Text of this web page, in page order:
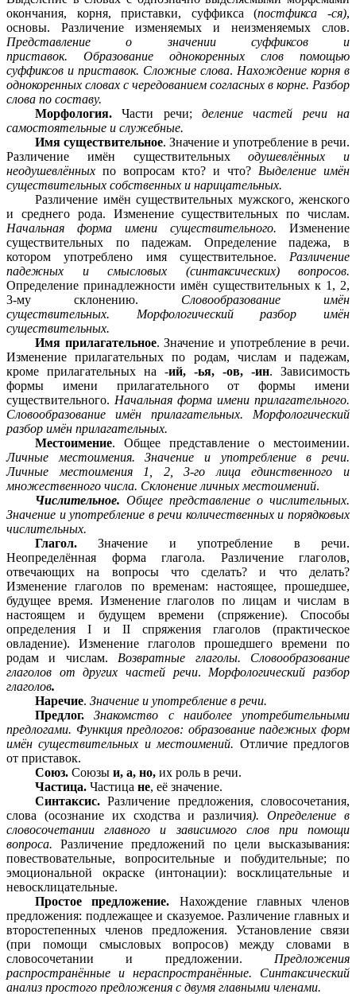
окончания, корня, приставки, суффикса (постфикса -ся),
основы. Различение изменяемых и неизменяемых слов.
Представление о значении суффиксов и
приставок.
Образование однокоренных слов помощью
суффиксов и приставок. Сложные слова. Нахождение корня в
однокоренных словах с чередованием согласных в корне. Разбор
слова по составу.
Морфология. Части речи; деление частей речи на
самостоятельные и служебные.
Имя существительное. Значение и употребление в речи.
Различение имён существительных
одушевлённых и
неодушевлённых по вопросам кто? и что? Выделение имён
существительных собственных и нарицательных.
Различение имён существительных мужского, женского
и среднего рода. Изменение существительных по числам.
Начальная форма имени существительного. Изменение
существительных по падежам. Определение падежа, в
котором употреблено имя существительное. Различение
падежных и смысловых (синтаксических) вопросов.
Определение принадлежности имён существительных к 1, 2,
3-му склонению. Словообразование имён
существительных.
Морфологический разбор имён
существительных.
Имя прилагательное. Значение и употребление в речи.
Изменение прилагательных по родам, числам и падежам,
кроме прилагательных на -ий, -ья, -ов, -ин. Зависимость
формы имени прилагательного от формы имени
существительного. Начальная форма имени прилагательного.
Словообразование имён прилагательных.
Морфологический
разбор имён прилагательных.
Местоимение. Общее представление о местоимении.
Личные местоимения. Значение и употребление в речи.
Личные местоимения 1, 2, 3-го лица единственного и
множественного числа. Склонение личных местоимений.
Числительное. Общее представление о числительных.
Значение и употребление в речи количественных и порядковых
числительных.
Глагол. Значение и употребление в речи.
Неопределённая форма глагола. Различение глаголов,
отвечающих на вопросы что сделать? и что делать?
Изменение глаголов по временам: настоящее, прошедшее,
будущее время. Изменение глаголов по лицам и числам в
настоящем и будущем времени (спряжение). Способы
определения І и ІІ спряжения глаголов (практическое
овладение). Изменение глаголов прошедшего времени по
родам и числам. Возвратные глаголы. Словообразование
глаголов от других частей речи. Морфологический разбор
глаголов.
Наречие. Значение и употребление в речи.
Предлог.
Знакомство с наиболее употребительными
предлогами. Функция предлогов: образование падежных форм
имён существительных и местоимений. Отличие предлогов
от приставок.
Союз. Союзы и, а, но, их роль в речи.
Частица. Частица не, её значение.
Синтаксис. Различение предложения, словосочетания,
слова (осознание их сходства и различия). Определение в
словосочетании главного и зависимого слов при помощи
вопроса.
Различение предложений по цели высказывания:
повествовательные, вопросительные и побудительные; по
эмоциональной окраске (интонации): восклицательные и
невосклицательные.
Простое предложение. Нахождение главных членов
предложения: подлежащее и сказуемое. Различение главных и
второстепенных членов предложения. Установление связи
(при помощи смысловых вопросов) между словами в
словосочетании и предложении. Предложения
распространённые и нераспространённые. Синтаксический
анализ простого предложения с двумя главными членами.